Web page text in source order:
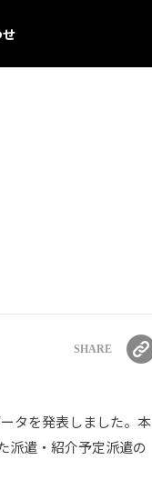
SHARE
タを発表しました。本
派遣・紹介予定派遣の